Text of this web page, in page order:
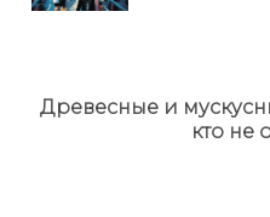
Next
Древесные и
кто не